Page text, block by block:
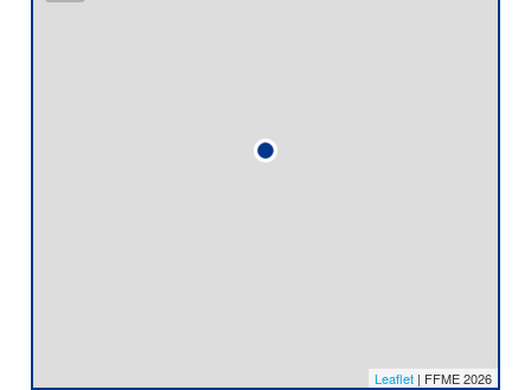
Leaflet | FFME 2026